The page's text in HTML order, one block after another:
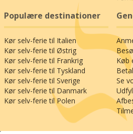
Populære destinationer
Kør selv-ferie til Italien
Kør selv-ferie til Østrig
Kør selv-ferie til Frankrig
Kør selv-ferie til Tyskland
Kør selv-ferie til Sverige
Kør selv-ferie til Danmark
Kør selv-ferie til Polen
Køb
Se